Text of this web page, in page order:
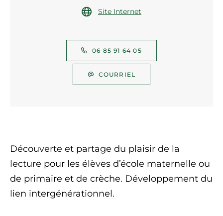
Site Internet
06 85 91 64 05
COURRIEL
Découverte et partage du plaisir de la
lecture pour les élèves d’école maternelle ou
de primaire et de crèche. Développement du
lien intergénérationnel.